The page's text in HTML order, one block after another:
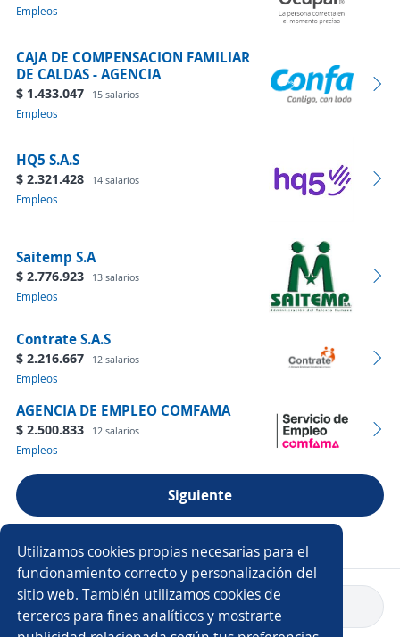
Utilizamos cookies propias necesarias para el
funcionamiento correcto y personalización del
sitio web. También utilizamos cookies de
terceros para fines analíticos y mostrarte
Empleos
CAJA DE COMPENSACION FAMILIAR
DE CALDAS - AGENCIA
$ 1.433.047 15 salarios
Empleos
HQ5 S.A.S
$ 2.321.428 14 salarios
Empleos
Saitemp S.A
$ 2.776.923 13 salarios
Empleos
Contrate S.A.S
$ 2.216.667 12 salarios
Empleos
AGENCIA DE EMPLEO COMFAMA
$ 2.500.833 12 salarios
Empleos
Siguiente
Ver más empresas
Volver a inicio